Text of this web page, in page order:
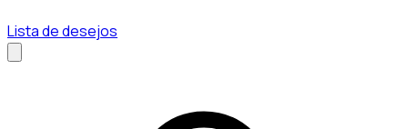
Lista de desejos